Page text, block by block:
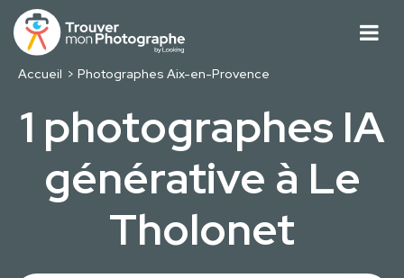
Accueil Photographes Aix-en-Provence
1 photographes IA
générative à Le
Tholonet